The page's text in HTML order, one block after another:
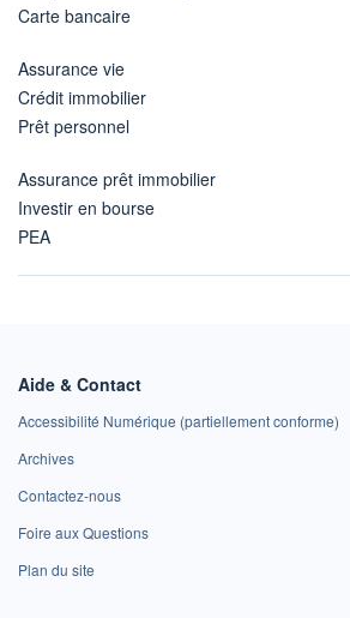
Carte bancaire
Assurance vie
Crédit immobilier
Prêt personnel
Assurance prêt immobilier
Investir en bourse
PEA
Aide & Contact
Accessibilité Numérique (partiellement conforme)
Archives
Contactez-nous
Foire aux Questions
Plan du site